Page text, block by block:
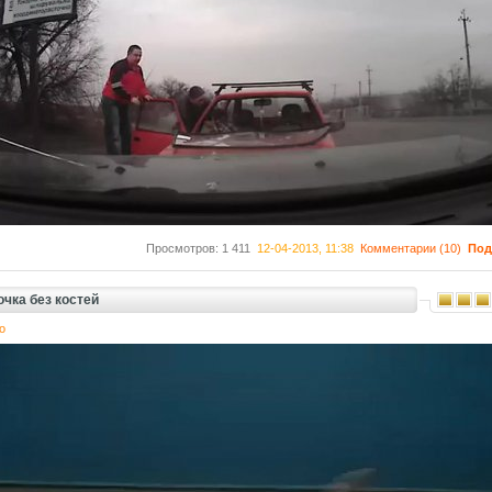
Просмотров: 1 411 12-04-2013, 11:38 Комментарии (10)
без костей